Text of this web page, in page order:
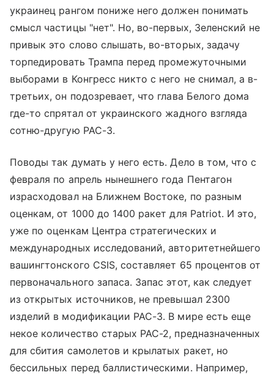
украинец рангом пониже него должен понимать
смысл частицы "нет". Но, во-первых, Зеленский не
привык это слово слышать, во-вторых, задачу
торпедировать Трампа перед промежуточными
выборами в Конгресс никто с него не снимал, а в-
третьих, он подозревает, что глава Белого дома
где-то спрятал от украинского жадного взгляда
сотню-другую PAC-3.
Поводы так думать у него есть. Дело в том, что с
февраля по апрель нынешнего года Пентагон
израсходовал на Ближнем Востоке, по разным
оценкам, от 1000 до 1400 ракет для Patriot. И это,
уже по оценкам Центра стратегических и
международных исследований, авторитетнейшего
вашингтонского CSIS, составляет 65 процентов от
первоначального запаса. Запас этот, как следует
из открытых источников, не превышал 2300
изделий в модификации PAC-3. В мире есть еще
некое количество старых PAC-2, предназначенных
для сбития самолетов и крылатых ракет, но
бессильных перед баллистическими. Например,